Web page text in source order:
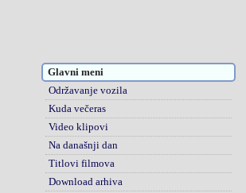
Glavni meni
Održavanje vozila
Kuda večeras
Video klipovi
Na današnji dan
Titlovi filmova
Download arhiva